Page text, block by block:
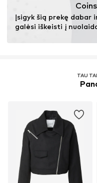
Coins
Įsigyk šią prekę dabar
galėsi iškeisti į
TAU